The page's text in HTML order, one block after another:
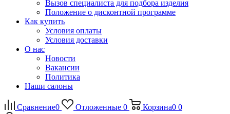
Вызов специалиста для подбора изделия
Положение о дисконтной программе
Как купить
Условия оплаты
Условия доставки
О нас
Новости
Вакансии
Политика
Наши салоны
Сравнение0 Отложенные 0 Корзина0 0